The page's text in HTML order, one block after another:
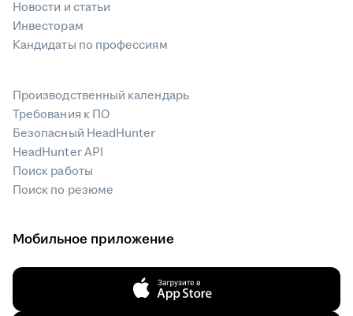
Новости и статьи
Инвесторам
Кандидаты по профессиям
Производственный календарь
Требования к ПО
Безопасный HeadHunter
HeadHunter API
Поиск работы
Поиск по резюме
Мобильное приложение